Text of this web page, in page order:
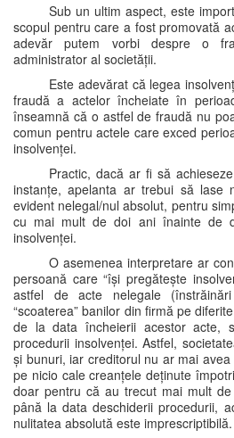
Sub un ultim aspect, este
scopul pentru care a fost promovată
adevăr putem vorbi despre o
administrator al societății.
Este adevărat că legea
fraudă a actelor încheiate în
înseamnă că o astfel de fraudă nu
comun pentru actele care exced
insolvenței.
Practic, dacă ar fi să
instanțe, apelanta ar trebui să lase
evident nelegal/nul absolut, pentru
cu mai mult de doi ani înainte de
insolvenței.
O asemenea interpretare ar
persoană care “își pregătește
astfel de acte nelegale
“scoaterea” banilor din firmă pe
de la data încheierii acestor acte,
procedurii insolvenței. Astfel,
și bunuri, iar creditorul nu ar mai
pe nicio cale creanțele deținute
doar pentru că au trecut mai mult
până la data deschiderii procedurii,
nulitatea absolută este imprescriptibilă.